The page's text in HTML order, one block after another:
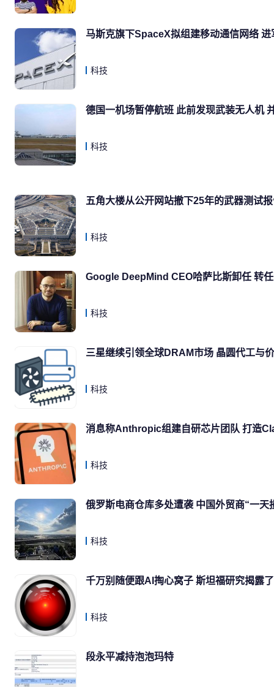
马斯克旗下SpaceX拟组建移动通信网络
科技
德国一机场暂停航班 此前发现武装无人机
科技
五角大楼从公开网站撤下25年的武器测试
科技
Google DeepMind CEO哈萨比斯卸任 转
科技
三星继续引领全球DRAM市场 晶圆代工与
科技
消息称Anthropic组建自研芯片团队 打造
科技
俄罗斯电商仓库多处遭袭 中国外贸商“一天
科技
千万别随便跟AI掏心窝子 斯坦福研究揭露
科技
段永平减持泡泡玛特